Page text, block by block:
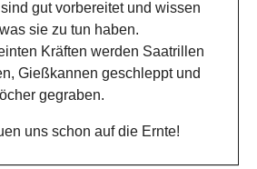
gut vorbereitet und wissen
sie zu tun haben.
Kräften werden Saatrillen
Gießkannen geschleppt und
gegraben.
uns schon auf die Ernte!